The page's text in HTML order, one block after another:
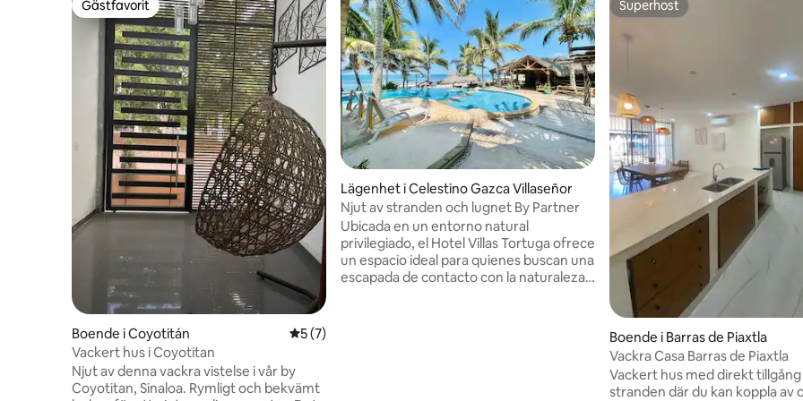
Gästfavorit
Gästfavorit
Boende i Coyotitán 5 av 5 i genomsnittligt betyg, 7 omdömen
5 (7)
Vackert hus i Coyotitan
Njut av denna vackra vistelse i vår by
Coyotitan, Sinaloa. Rymligt och bekvämt
Lägenhet i Celestino Gazca Villaseñor
Njut av stranden och lugnet By Partner
Ubicada en un entorno natural
privilegiado, el Hotel Villas Tortuga ofrece
un espacio ideal para quienes buscan una
escapada de contacto con la naturaleza.
Superhost
Superhost
Boende i Barras de Piaxtla
Vackra Casa Barras de Piaxtla
Vackert hus med direkt
stranden där du kan koppla av